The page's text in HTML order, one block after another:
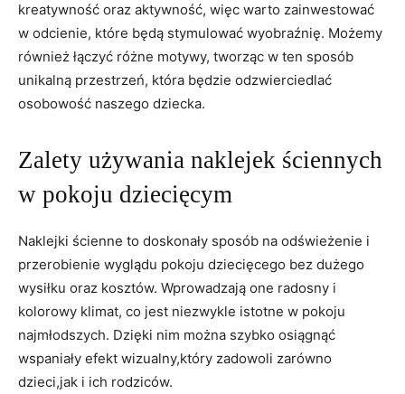
kreatywność oraz aktywność, więc​ warto zainwestować
w odcienie, które będą ⁢stymulować wyobraźnię. Możemy
również łączyć różne motywy, tworząc⁣ w ten sposób
unikalną przestrzeń, która będzie odzwierciedlać
osobowość naszego dziecka.
Zalety używania ​naklejek ściennych⁤
w pokoju dziecięcym
Naklejki​ ścienne ‍to doskonały sposób na ⁢odświeżenie ⁣i
przerobienie⁢ wyglądu pokoju⁣ dziecięcego bez dużego
wysiłku oraz kosztów. Wprowadzają one radosny i
kolorowy klimat, co jest ​niezwykle istotne​ w pokoju
najmłodszych. Dzięki nim można szybko osiągnąć
wspaniały efekt wizualny,który zadowoli zarówno
dzieci,jak i ich ⁤rodziców.